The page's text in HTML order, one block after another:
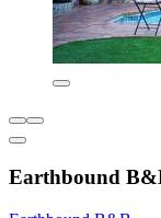
Earthbound